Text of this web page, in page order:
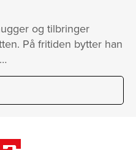
og tilbringer
På fritiden bytter han